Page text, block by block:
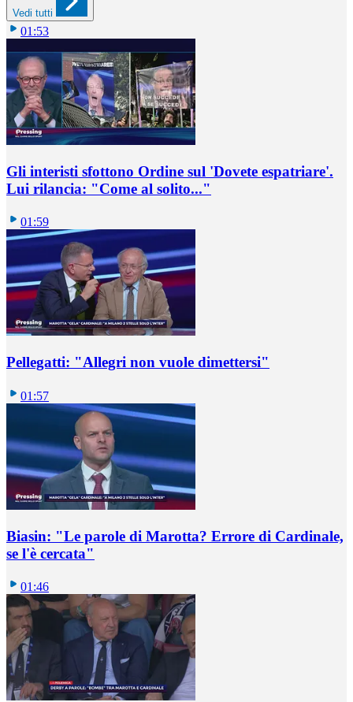
Vedi tutti
01:53
Gli interisti sfottono Ordine sul 'Dovete espatriare'.
Lui rilancia: "Come al solito..."
01:59
Pellegatti: "Allegri non vuole dimettersi"
01:57
Biasin: "Le parole di Marotta? Errore di Cardinale,
se l'è cercata"
01:46